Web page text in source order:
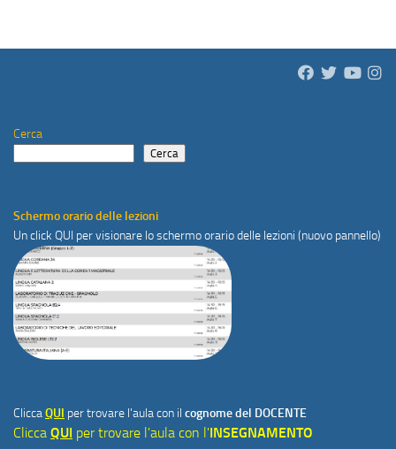
Cerca
Cerca
Schermo orario delle lezioni
Un click QUI per visionare lo schermo orario delle lezioni (nuovo pannello)
CliccaQUI per trovare l'aula con il cognome del DOCENTE
Clicca QUI per trovare l'aula con l'INSEGNAMENTO